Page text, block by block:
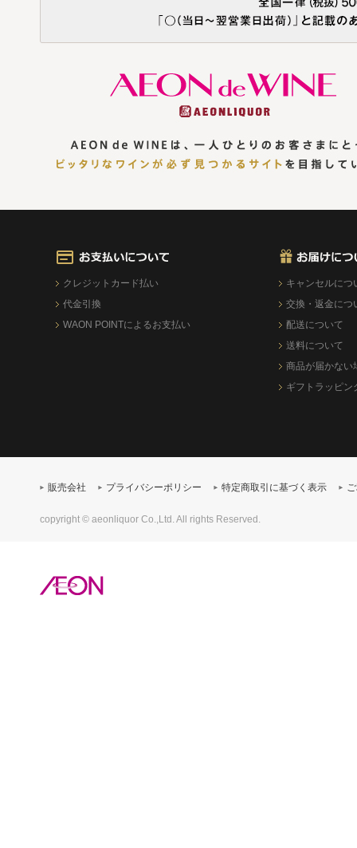
クレジットカード払い
代金引換
WAON POINTによるお支払い
キャンセルにつ
交換・返金につ
配送について
送料について
商品が届かない
ギフトラッピン
販売会社 プライバシーポリシー 特定商取引に基づく表示
copyright © aeonliquor Co.,Ltd. All rights Reserved.